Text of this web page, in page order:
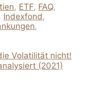
, ETF, FAQ,
, Indexfond ,
,
Volatilität nicht!
(2021)